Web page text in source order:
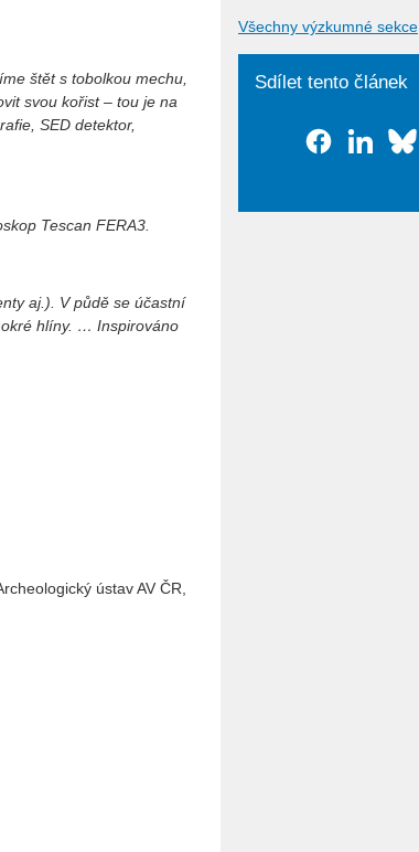
štět s tobolkou mechu,
svou kořist – tou je na
SED detektor,
Tescan FERA3.
aj.). V půdě se účastní
hlíny. … Inspirováno
ústav AV ČR,
Všechny výzkumné sekce
Sdílet tento článek